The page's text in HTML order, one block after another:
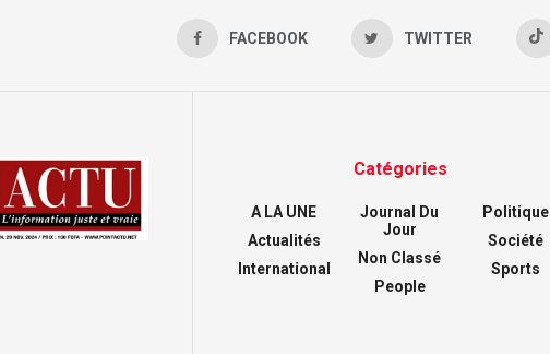
FACEBOOK TWITTER
Catégories
A LA UNE
Actualités
International
Journal Du
Jour
Non Classé
People
Politique
Société
Sports